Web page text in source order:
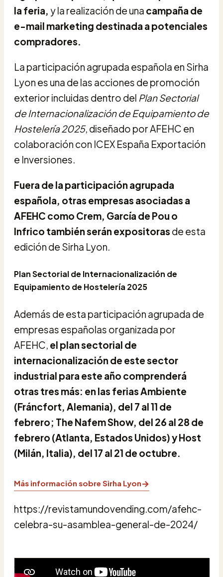
la feria, y la realización de una campaña de
e-mail marketing destinada a potenciales
compradores.
La participación agrupada española en Sirha
Lyon es una de las acciones de promoción
exterior incluidas dentro del Plan Sectorial
de Internacionalización de Equipamiento de
Hostelería 2025, diseñado por AFEHC en
colaboración con ICEX España Exportación
e Inversiones.
Fuera de la participación agrupada
española, otras empresas asociadas a
AFEHC como Crem, García de Pou o
Infrico también serán expositoras de esta
edición de Sirha Lyon.
Plan Sectorial de Internacionalización de
Equipamiento de Hostelería 2025
Además de esta participación agrupada de
empresas españolas organizada por
AFEHC, el plan sectorial de
internacionalización de este sector
industrial para este año comprenderá
otras tres más: en las ferias Ambiente
(Fráncfort, Alemania), del 7 al 11 de
febrero; The Nafem Show, del 26 al 28 de
febrero (Atlanta, Estados Unidos) y Host
(Milán, Italia), del 17 al 21 de octubre.
Más información sobre Sirha Lyon→
https://revistamundovending.com/afehc-
celebra-su-asamblea-general-de-2024/